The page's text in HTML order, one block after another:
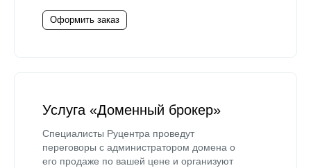
Оформить заказ
Услуга «Доменный брокер»
Специалисты Руцентра проведут
переговоры с администратором домена о
его продаже по вашей цене и организуют